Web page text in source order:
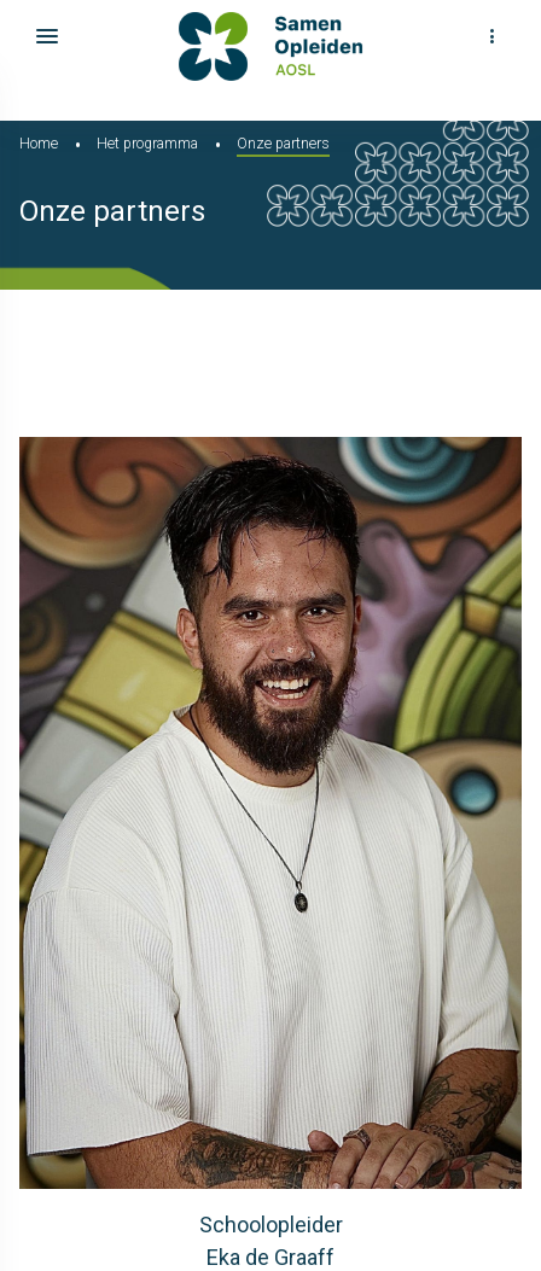
Home Het programma Onze partners
Onze partners
Schoolopleider
Eka de Graaff